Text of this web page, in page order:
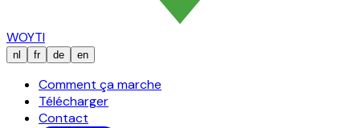
WOYTI
nl fr de en
Comment ça marche
Télécharger
Contact